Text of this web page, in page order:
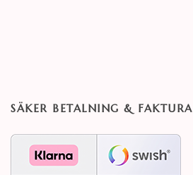
SÄKER BETALNING & FAKTURA